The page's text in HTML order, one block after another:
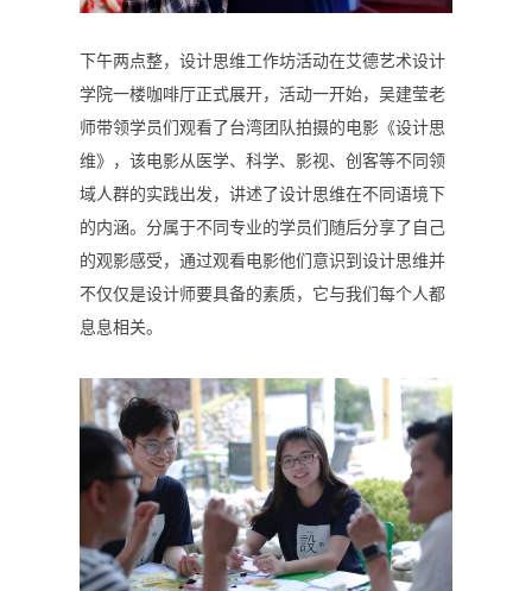
下午两点整，设计思维工作坊活动在艾德艺术设计
学院一楼咖啡厅正式展开，活动一开始，吴建莹老
师带领学员们观看了台湾团队拍摄的电影《设计思
维》，该电影从医学、科学、影视、创客等不同领
域人群的实践出发，讲述了设计思维在不同语境下
的内涵。分属于不同专业的学员们随后分享了自己
的观影感受，通过观看电影他们意识到设计思维并
不仅仅是设计师要具备的素质，它与我们每个人都
息息相关。